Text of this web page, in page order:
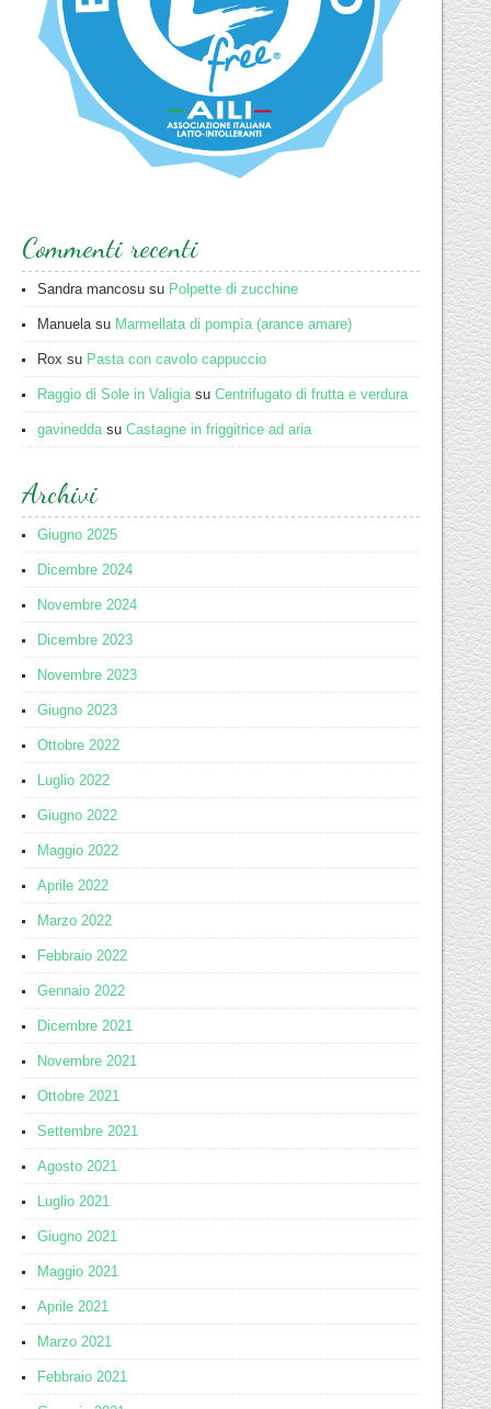
Commenti recenti
Sandra mancosu su Polpette di zucchine
Manuela su Marmellata di pompìa (arance amare)
Rox su Pasta con cavolo cappuccio
Raggio di Sole in Valigia suCentrifugato di frutta e verdura
gavinedda suCastagne in friggitrice ad aria
Archivi
Giugno 2025
Dicembre 2024
Novembre 2024
Dicembre 2023
Novembre 2023
Giugno 2023
Ottobre 2022
Luglio 2022
Giugno 2022
Maggio 2022
Aprile 2022
Marzo 2022
Febbraio 2022
Gennaio 2022
Dicembre 2021
Novembre 2021
Ottobre 2021
Settembre 2021
Agosto 2021
Luglio 2021
Giugno 2021
Maggio 2021
Aprile 2021
Marzo 2021
Febbraio 2021